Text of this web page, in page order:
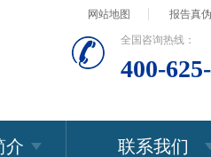
网站地图 报告真
全国咨询热线：
400-
介 联系我们